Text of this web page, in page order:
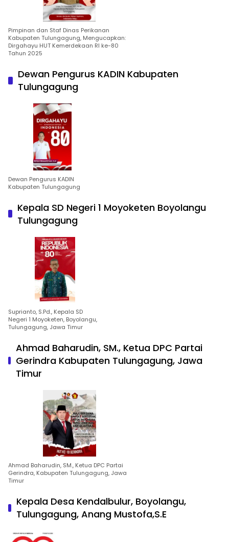
Pimpinan dan Staf Dinas Perikanan
Kabupaten Tulungagung, Mengucapkan:
Dirgahayu HUT Kemerdekaan RI ke-80
Tahun 2025
Dewan Pengurus KADIN Kabupaten
Tulungagung
Dewan Pengurus KADIN
Kabupaten Tulungagung
Kepala SD Negeri 1 Moyoketen Boyolangu
Tulungagung
Suprianto, S.Pd., Kepala SD
Negeri 1 Moyoketen, Boyolangu,
Tulungagung, Jawa Timur
Ahmad Baharudin, SM., Ketua DPC Partai
Gerindra Kabupaten Tulungagung, Jawa
Timur
Ahmad Baharudin, SM., Ketua DPC Partai
Gerindra, Kabupaten Tulungagung, Jawa
Timur
Kepala Desa Kendalbulur, Boyolangu,
Tulungagung, Anang Mustofa,S.E